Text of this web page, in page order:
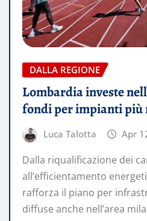
DALLA REGIONE
Lombardia investe
fondi per impianti più
Luca Talotta Apr
Dalla riqualificazione dei
all’efficientamento
rafforza il piano per
diffuse anche nell’area